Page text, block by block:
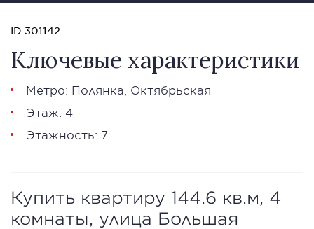
ID 301142
Ключевые характеристики
Метро: Полянка Октябрьская
Этаж: 4
Этажность: 7
Купить квартиру 144.6 кв.м, 4
комнаты, улица Большая